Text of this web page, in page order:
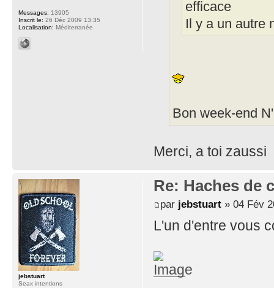
efficace
Il y a un
Bon week-end
Merci, a toi zaussi
Messages: 13905
Inscrit le: 26 Déc 2009 13:35
Localisation: Méditerranée
Re: Haches de
par jebstuart» 04 Fév
L'un d'entre vous
jebstuart
Seax intentions